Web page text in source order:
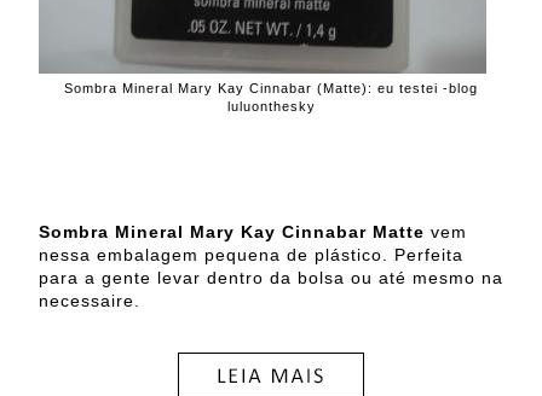
Sombra Mineral Mary Kay Cinnabar (Matte): eu testei -blog
luluonthesky
Sombra Mineral Mary Kay Cinnabar Matte vem
nessa embalagem pequena de plástico. Perfeita
para a gente levar dentro da bolsa ou até mesmo na
necessaire.